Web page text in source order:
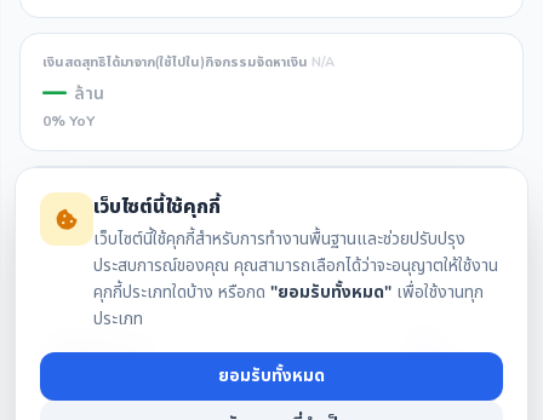
เงินสดสุทธิได้มาจาก(ใช้ไปใน)กิจกรรมจัดหาเงิน N/A
— ล้าน
0% YoY
เงินสดและรายการเทียบเท่าเงินสดเพิ่มขึ้น(ลดลง) (สุทธิ)
—ล้าน
เงินสดและรายการเทียบเท่าเงินสดคงเหลือต้นงวด
3,060.34
เว็บไซต์นี้ใช้คุกกี้
เว็บไซต์นี้ใช้คุกกี้สำหรับการทำงานพื้นฐานและช่วยปรับปรุง
ประสบการณ์ของคุณ คุณสามารถเลือกได้ว่าจะอนุญาตให้ใช้งาน
คุกกี้ประเภทใดบ้าง หรือกด "ยอมรับทั้งหมด" เพื่อใช้งานทุก
ประเภท
ยอมรับทั้งหมด